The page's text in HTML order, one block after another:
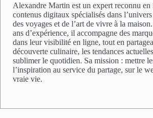
Alexandre Martin est un expert reconnu en
contenus digitaux spécialisés dans
des voyages et de l’art de vivre à la
ans d’expérience, il accompagne des
dans leur visibilité en ligne, tout en
découverte culinaire, les tendances
sublimer le quotidien. Sa mission : mettre
l’inspiration au service du partage, sur le
vraie vie.